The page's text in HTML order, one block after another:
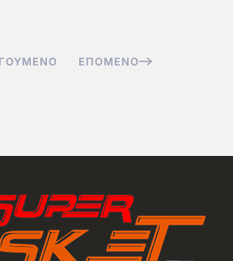
ΕΠΌΜΕΝΟ